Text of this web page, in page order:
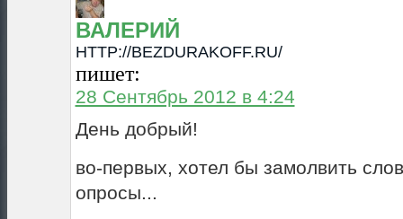
ВАЛЕРИЙ
HTTP://BEZDURAKOFF.RU/
пишет:
28 Сентябрь 2012 в 4:24
День добрый!
во-первых, хотел бы замолвить
опросы...